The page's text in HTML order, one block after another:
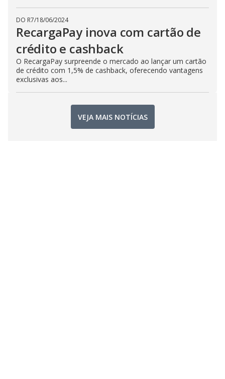
DO R7/18/06/2024
RecargaPay inova com cartão de
crédito e cashback
O RecargaPay surpreende o mercado ao lançar um cartão
de crédito com 1,5% de cashback, oferecendo vantagens
exclusivas aos...
VEJA MAIS NOTÍCIAS